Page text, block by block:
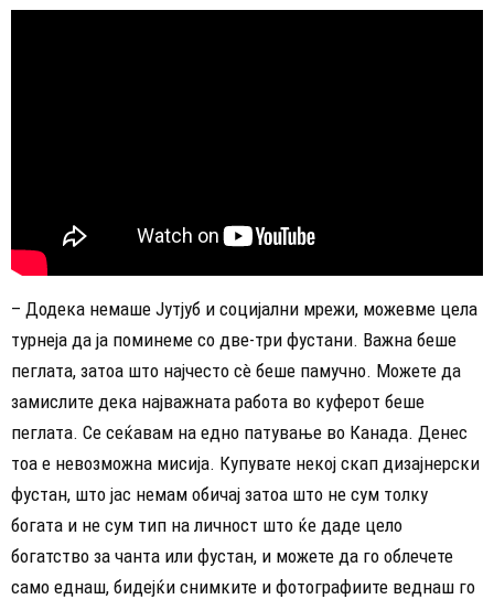
– Додека немаше Јутјуб и социјални мрежи, можевме цела
турнеја да ја поминеме со две-три фустани. Важна беше
пеглата, затоа што најчесто сè беше памучно. Можете да
замислите дека најважната работа во куферот беше
пеглата. Се сеќавам на едно патување во Канада. Денес
тоа е невозможна мисија. Купувате некој скап дизајнерски
фустан, што јас немам обичај затоа што не сум толку
богата и не сум тип на личност што ќе даде цело
богатство за чанта или фустан, и можете да го облечете
само еднаш, бидејќи снимките и фотографиите веднаш го